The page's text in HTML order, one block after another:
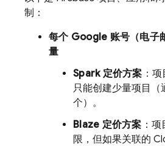
制：
每个 Google 账号（电子
量
Spark 定价方案 ：
只能创建少量项目（
个）。
Blaze 定价方案 ：
限，但如果关联的